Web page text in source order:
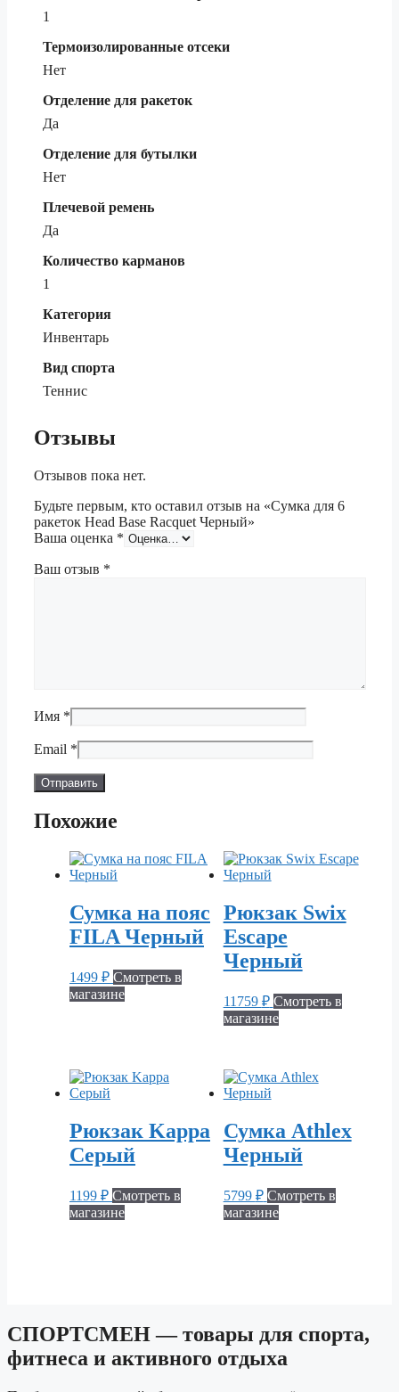
1
Термоизолированные отсеки
Нет
Отделение для ракеток
Да
Отделение для бутылки
Нет
Плечевой ремень
Да
Количество карманов
1
Категория
Инвентарь
Вид спорта
Теннис
Отзывы
Отзывов пока нет.
Будьте первым, кто оставил отзыв на «Сумка для 6
ракеток Head Base Racquet Черный»
Ваша оценка *
Ваш отзыв *
Имя *
Email *
Похожие
Сумка на пояс
FILA Черный
1499 ₽ Смотреть в
магазине
Рюкзак Swix
Escape
Черный
11759 ₽ Смотреть в
магазине
Рюкзак Kappa
Серый
1199 ₽ Смотреть в
магазине
Сумка Athlex
Черный
5799 ₽ Смотреть в
магазине
СПОРТСМЕН — товары для спорта,
фитнеса и активного отдыха